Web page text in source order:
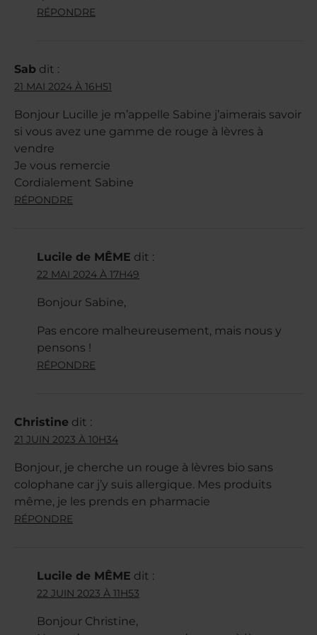
RÉPONDRE
Sab dit :
21 MAI 2024 À 16H51
Bonjour Lucille je m’appelle Sabine j’aimerais savoir
si vous avez une gamme de rouge à lèvres à
vendre
Je vous remercie
Cordialement Sabine
RÉPONDRE
Lucile de MÊME dit :
22 MAI 2024 À 17H49
Bonjour Sabine,
Pas encore malheureusement, mais nous y
pensons !
RÉPONDRE
Christine dit :
21 JUIN 2023 À 10H34
Bonjour, je cherche un rouge à lèvres bio sans
colophane car j’y suis allergique. Mes produits
même, je les prends en pharmacie
RÉPONDRE
Lucile de MÊME dit :
22 JUIN 2023 À 11H53
Bonjour Christine,